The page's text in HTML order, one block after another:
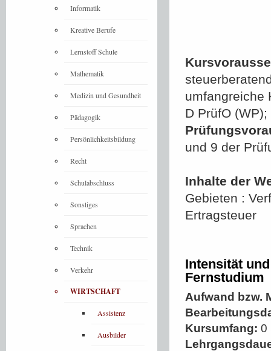
umfangreiche
D PrüfO
und 9 der
Inhalte der
Gebieten :
Ertragsteuer
Intensität
Fernstudium
Aufwand bzw.
Kursumfang: 0
Informatik
Kreative Berufe
Lernstoff Schule
Mathematik
Medizin und Gesundheit
Pädagogik
Persönlichkeitsbildung
Recht
Schulabschluss
Sonstiges
Sprachen
Technik
Verkehr
WIRTSCHAFT
Assistenz
Ausbilder